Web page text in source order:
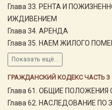
Глава 33. РЕНТА И
ИЖДИВЕНИЕМ
Глава 34. АРЕНДА
Глава 35. НАЕМ ЖИЛОГО
Показать ещё...
ГРАЖДАНСКИЙ КОДЕКС ЧАСТЬ 3
Глава 61. ОБЩИЕ
Глава 62. НАСЛЕДОВАНИЕ